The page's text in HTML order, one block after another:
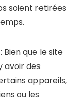
soient retirées
: Bien que le site
avoir des
appareils,
ou les